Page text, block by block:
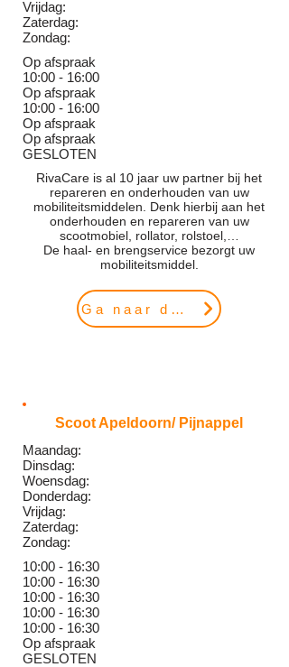
Vrijdag:
Zaterdag:
Zondag:
Op afspraak
10:00 - 16:00
Op afspraak
10:00 - 16:00
Op afspraak
Op afspraak
GESLOTEN
RivaCare is al 10 jaar uw partner bij het
repareren en onderhouden van uw
mobiliteitsmiddelen. Denk hierbij aan het
onderhouden en repareren van uw
scootmobiel, rollator, rolstoel,…
De haal- en brengservice bezorgt uw
mobiliteitsmiddel.
Ga naar de website
Scoot Apeldoorn/ Pijnappel
Maandag:
Dinsdag:
Woensdag:
Donderdag:
Vrijdag:
Zaterdag:
Zondag:
10:00 - 16:30
10:00 - 16:30
10:00 - 16:30
10:00 - 16:30
10:00 - 16:30
Op afspraak
GESLOTEN